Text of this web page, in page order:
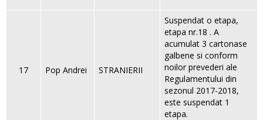
17 Pop Andrei STRANIERII
Suspendat o etapa,
etapa nr.18 . A
acumulat 3 cartonase
galbene si conform
noilor prevederi ale
Regulamentului din
sezonul 2017-2018,
este suspendat 1
etapa.